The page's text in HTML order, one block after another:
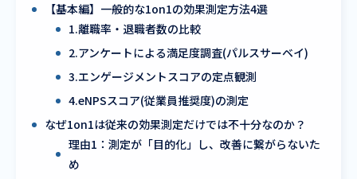
【基本編】一般的な1on1の効果測定方法4選
1.離職率・退職者数の比較
2.アンケートによる満足度調査(パルスサーベイ)
3.エンゲージメントスコアの定点観測
4.eNPSスコア(従業員推奨度)の測定
なぜ1on1は従来の効果測定だけでは不十分なのか？
理由1：測定が「目的化」し、改善に繋がらないた
め